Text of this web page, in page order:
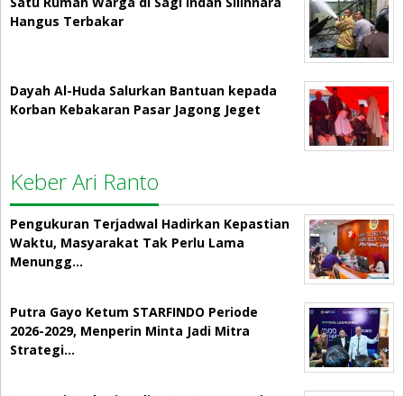
Hangus Terbakar
Dayah Al-Huda Salurkan Bantuan kepada
Korban Kebakaran Pasar Jagong Jeget
Keber Ari Ranto
Pengukuran Terjadwal Hadirkan Kepastian
Waktu, Masyarakat Tak Perlu Lama
Menungg…
Putra Gayo Ketum STARFINDO Periode
2026-2029, Menperin Minta Jadi Mitra
Strategi…